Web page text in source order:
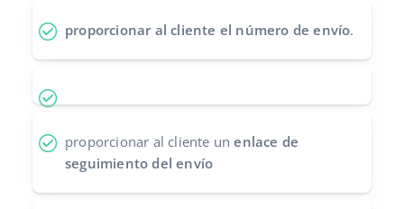
proporcionar al cliente el número de envío.
proporcionar al cliente unenlace de
seguimiento del envío